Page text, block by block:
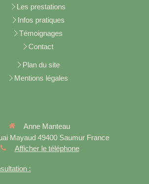
Les prestations
Infos pratiques
Témoignages
Contact
Plan du site
Mentions légales
Anne Manteau
Mayaud 49400 Saumur France
Afficher le téléphone
: